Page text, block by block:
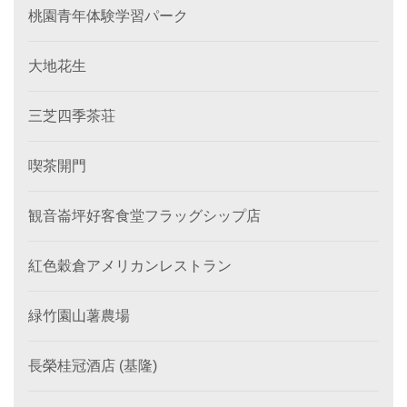
桃園青年体験学習パーク
大地花生
三芝四季茶荘
喫茶開門
観音崙坪好客食堂フラッグシップ店
紅色穀倉アメリカンレストラン
緑竹園山薯農場
長榮桂冠酒店 (基隆)